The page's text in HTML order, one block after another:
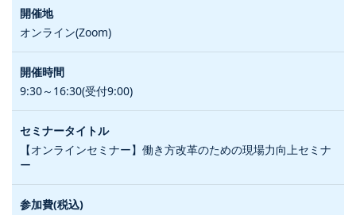
オンライン(Zoom)
9:30～16:30(受付9:00)
【オンラインセミナー】働き方改革のための現場力向上セミナ
ー